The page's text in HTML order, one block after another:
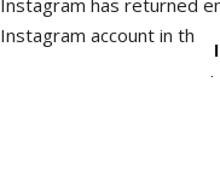
Instagram has returned
Instagram account in the